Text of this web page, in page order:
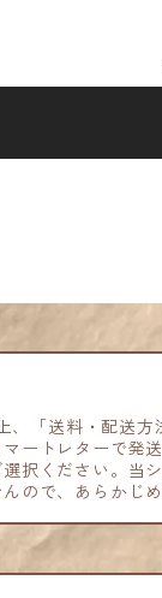
、「送料・配送方
ートレターで発
択ください。当
ので、あらかじ